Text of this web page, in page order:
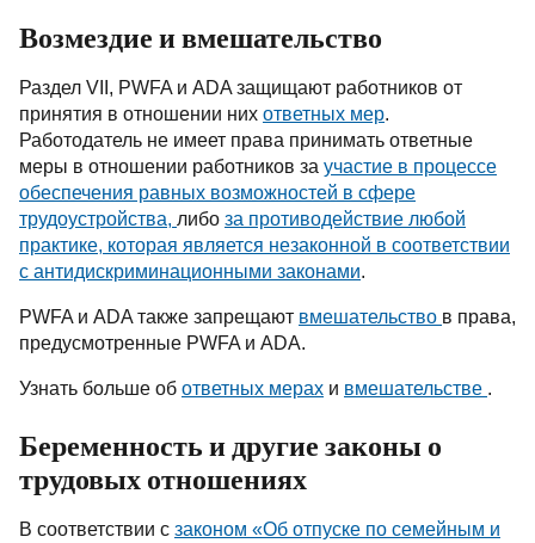
Возмездие и вмешательство
Раздел VII , PWFA и ADA защищают работников от
принятия в отношении них ответных мер.
Работодатель не имеет права принимать ответные
меры в отношении работников за участие в процессе
обеспечения равных возможностей в сфере
трудоустройства, либо за противодействие любой
практике, которая является незаконной в соответствии
с антидискриминационными законами.
PWFA и ADA также запрещают вмешательство в права,
предусмотренные PWFA и ADA.
Узнать больше об ответных мерах и вмешательстве .
Беременность и другие законы о
трудовых отношениях
В соответствии с законом «Об отпуске по семейным и